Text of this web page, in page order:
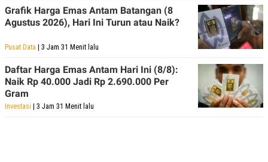
Grafik Harga Emas Antam Batangan (8
Agustus 2026), Hari Ini Turun atau Naik?
Pusat Data | 3 Jam 31 Menit lalu
Daftar Harga Emas Antam Hari Ini (8/8):
Naik Rp 40.000 Jadi Rp 2.690.000 Per
Gram
Investasi | 3 Jam 31 Menit lalu